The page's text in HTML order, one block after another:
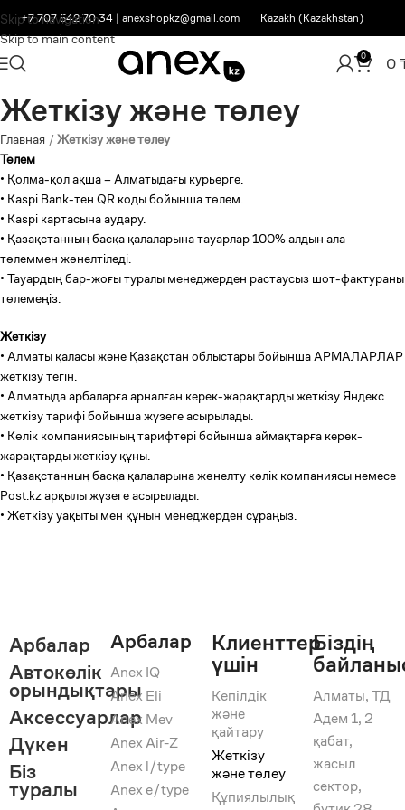
Skip to navigation
Skip to main content
+7 707 542 70 34 | anexshopkz@gmail.com Kazakh (Kazakhstan)
0 0
Жеткізу және төлеу
Главная /Жеткізу және төлеу
Төлем
• Қолма-қол ақша – Алматыдағы курьерге.
• Kaspi Bank-тен QR коды бойынша төлем.
• Kaspi картасына аудару.
• Қазақстанның басқа қалаларына тауарлар 100% алдын ала
төлеммен жөнелтіледі.
• Тауардың бар-жоғы туралы менеджерден растаусыз шот-фактураны
төлемеңіз.
Жеткізу
• Алматы қаласы және Қазақстан облыстары бойынша АРМАЛАРЛАР
жеткізу тегін.
• Алматыда арбаларға арналған керек-жарақтарды жеткізу Яндекс
жеткізу тарифі бойынша жүзеге асырылады.
• Көлік компаниясының тарифтері бойынша аймақтарға керек-
жарақтарды жеткізу құны.
• Қазақстанның басқа қалаларына жөнелту көлік компаниясы немесе
Post.kz арқылы жүзеге асырылады.
• Жеткізу уақыты мен құнын менеджерден сұраңыз.
Арбалар
Автокөлік
орындықтары
Аксессуарлар
Дүкен
Біз
туралы
Арбалар
Anex IQ
Anex Eli
Anex Mev
Anex Air-Z
Anex l/type
Anex e/type
Клиенттер
үшін
Кепілдік
және
қайтару
Жеткізу
және төлеу
Құпиялылық
Біздің
Алматы, ТД
Адем 1, 2
қабат,
жасыл
сектор,